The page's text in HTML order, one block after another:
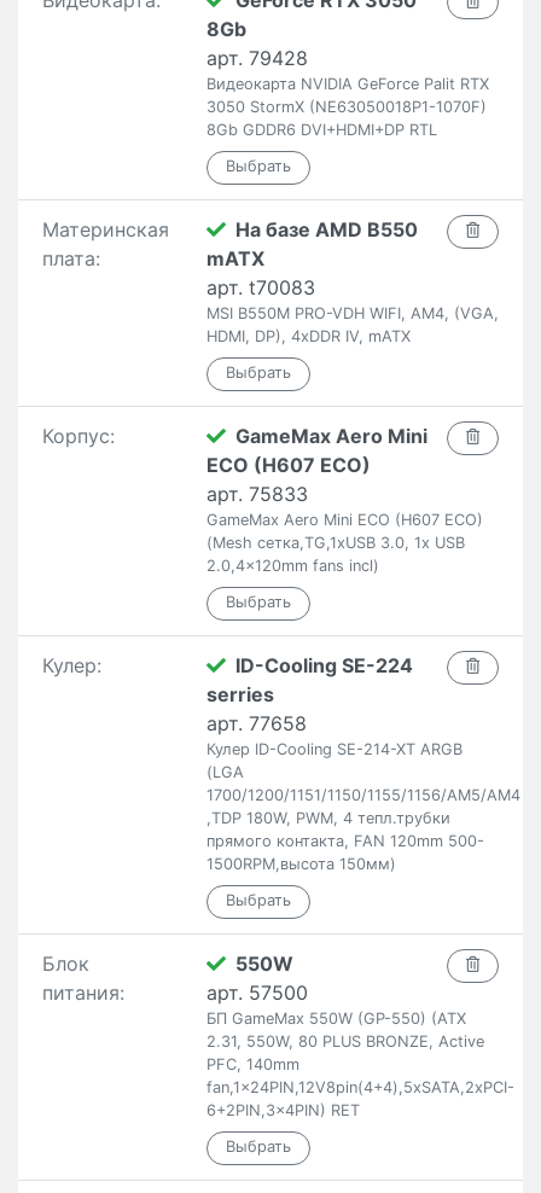
8Gb
арт. 79428
Видеокарта NVIDIA GeForce Palit RTX
3050 StormX (NE63050018P1-1070F)
8Gb GDDR6 DVI+HDMI+DP RTL
Материнская
плата:
На базе AMD B550
mATX
арт. t70083
MSI B550M PRO-VDH WIFI, AM4, (VGA,
HDMI, DP), 4xDDR IV, mATX
Корпус:
GameMax Aero Mini
ECO (H607 ECO)
арт. 75833
GameMax Aero Mini ECO (H607 ECO)
(Mesh сетка,TG,1xUSB 3.0, 1x USB
2.0,4x120mm fans incl)
Кулер:
ID-Cooling SE-224
serries
арт. 77658
Кулер ID-Cooling SE-214-XT ARGB
(LGA
1700/1200/1151/1150/1155/1156/AM5/AM4
,TDP 180W, PWM, 4 тепл.трубки
прямого контакта, FAN 120mm 500-
1500RPM,высота 150мм)
Блок
питания:
550W
арт. 57500
БП GameMax 550W (GP-550) (ATX
2.31, 550W, 80 PLUS BRONZE, Active
PFC, 140mm
fan,1x24PIN,12V8pin(4+4),5xSATA,2xPCI-
6+2PIN,3x4PIN) RET